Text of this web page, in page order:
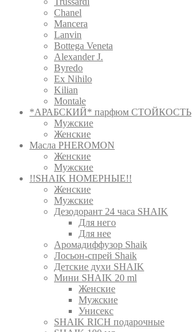
Chanel
Mancera
Lanvin
Bottega Veneta
Alexander J.
Byredo
Ex Nihilo
Kilian
Montale
*АРАБСКИЙ* парфюм СТОЙКОСТЬ
Мужские
Женские
Масла PHEROMON
Женские
Мужские
!!SHAIK НОМЕРНЫЕ!!
Женские
Мужские
Дезодорант 24 часа SHAIK
Для него
Для нее
Аромадиффузор Shaik
Лосьон-спрей Shaik
Детские духи SHAIK
Мини SHAIK 20 ml
Женские
Мужские
Унисекс
SHAIK RICH подарочные